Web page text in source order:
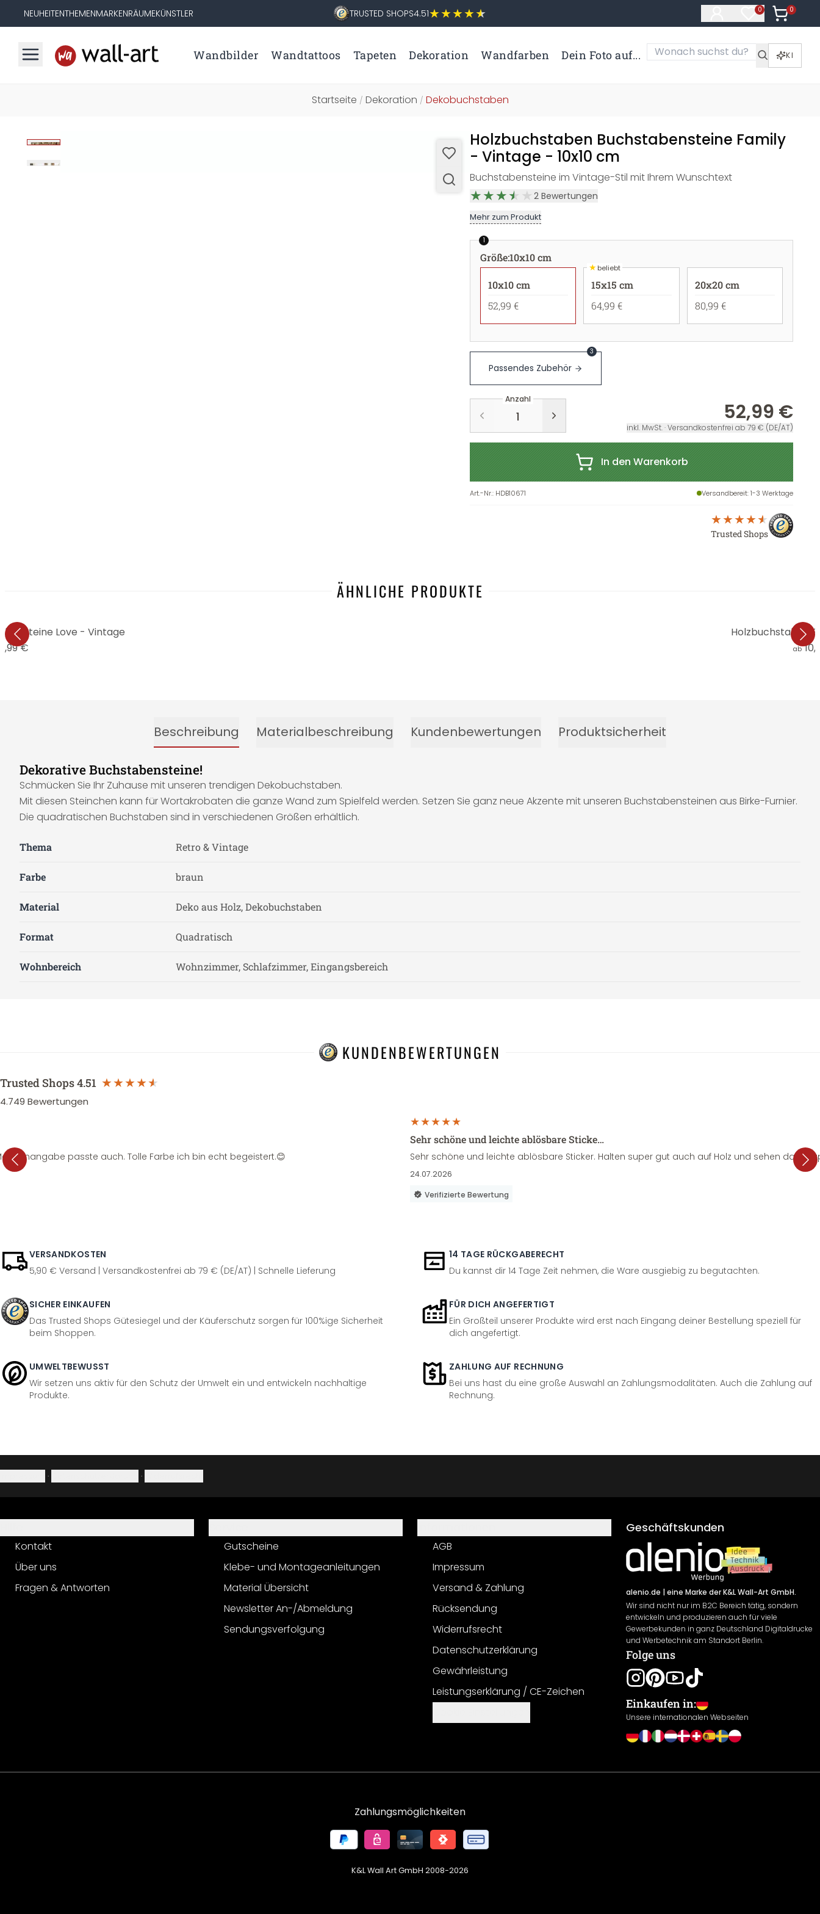
NEUHEITENTHEMENMARKENRÄUMEKÜNSTLER TRUSTED SHOPS4.51 0
Artikel im
0
Artikel
Wandbilder Wandtattoos Tapeten Dekoration Wandfarben Dein Foto auf... KI
Startseite / Dekoration / Dekobuchstaben
Holzbuchstaben Buchstabensteine Family
- Vintage - 10x10 cm
Buchstabensteine im Vintage-Stil mit Ihrem Wunschtext
2 Bewertungen
Mehr zum Produkt
1
Größe:10x10 cm
10x10 cm
52,99 €
★beliebt
15x15 cm
64,99 €
20x20 cm
80,99 €
Passendes Zubehör
3
Anzahl
52,99 €
inkl. MwSt. · Versandkostenfrei ab 79 € (DE/AT)
In den Warenkorb
Art.-Nr.: HDB10671 Versandbereit: 1-3 Werktage
Trusted Shops
ÄHNLICHE PRODUKTE
Love - Vintage
€
Holzbuchstaben
ab
Beschreibung Materialbeschreibung Kundenbewertungen Produktsicherheit
Dekorative Buchstabensteine!
Schmücken Sie Ihr Zuhause mit unseren trendigen Dekobuchstaben.
Mit diesen Steinchen kann für Wortakrobaten die ganze Wand zum Spielfeld werden. Setzen Sie ganz neue Akzente mit unseren Buchstabensteinen aus Birke-Furnier.
Die quadratischen Buchstaben sind in verschiedenen Größen erhältlich.
Thema Retro & Vintage
Farbe braun
Material Deko aus Holz, Dekobuchstaben
Format Quadratisch
Wohnbereich Wohnzimmer, Schlafzimmer, Eingangsbereich
KUNDENBEWERTUNGEN
Trusted Shops4.51
4.749 Bewertungen
passte auch. Tolle Farbe ich bin echt begeistert.😊
Sehr schöne und leichte ablösbare Sticke…
Sehr schöne und leichte ablösbare Sticker. Halten super gut auch auf Holz und sehen dazu
24.07.2026
Verifizierte Bewertung
VERSANDKOSTEN
5,90 € Versand | Versandkostenfrei ab 79 € (DE/AT) | Schnelle Lieferung
14 TAGE RÜCKGABERECHT
Du kannst dir 14 Tage Zeit nehmen, die Ware ausgiebig zu begutachten.
SICHER EINKAUFEN
Das Trusted Shops Gütesiegel und der Käuferschutz sorgen für 100%ige Sicherheit
beim Shoppen.
FÜR DICH ANGEFERTIGT
Ein Großteil unserer Produkte wird erst nach Eingang deiner Bestellung speziell für
dich angefertigt.
UMWELTBEWUSST
Wir setzen uns aktiv für den Schutz der Umwelt ein und entwickeln nachhaltige
Produkte.
ZAHLUNG AUF RECHNUNG
Bei uns hast du eine große Auswahl an Zahlungsmodalitäten. Auch die Zahlung auf
Rechnung.
· ·
Kontakt
Über uns
Fragen & Antworten
Gutscheine
Klebe- und Montageanleitungen
Material Übersicht
Newsletter An-/Abmeldung
Sendungsverfolgung
AGB
Impressum
Versand & Zahlung
Rücksendung
Widerrufsrecht
Datenschutzerklärung
Gewährleistung
Leistungserklärung / CE-Zeichen
Geschäftskunden
alenio.de | eine Marke der K&L Wall-Art GmbH.
Wir sind nicht nur im B2C Bereich tätig, sondern
entwickeln und produzieren auch für viele
Gewerbekunden in ganz Deutschland Digitaldrucke
und Werbetechnik am Standort Berlin.
Folge uns
Einkaufen in:
Unsere internationalen Webseiten
Zahlungsmöglichkeiten
K&L Wall Art GmbH 2008-2026